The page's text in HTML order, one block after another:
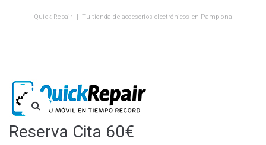
Quick Repair | Tu tienda de accesorios electrónicos en Pamplona
Reserva Cita 60€